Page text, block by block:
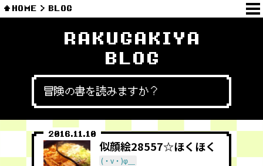
HOME BLOG
RAKUGAKIYA
BLOG
冒険の書を読みますか？
2016.11.10
似顔絵28557☆ほくほく
(・v・)φ＿